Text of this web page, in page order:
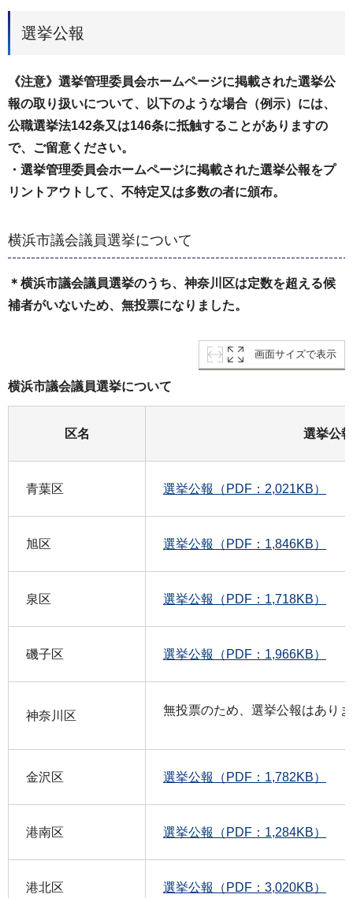
選挙公報
《注意》選挙管理委員会ホームページに掲載された選挙公
報の取り扱いについて、以下のような場合（例示）には、
公職選挙法142条又は146条に抵触することがありますの
で、ご留意ください。
・選挙管理委員会ホームページに掲載された選挙公報をプ
リントアウトして、不特定又は多数の者に頒布。
横浜市議会議員選挙について
＊横浜市議会議員選挙のうち、神奈川区は定数を超える候
補者がいないため、無投票になりました。
画面サイズで表示
横浜市議会議員選挙について
区名 選挙公報
青葉区 選挙公報（PDF：2,021KB）
旭区 選挙公報（PDF：1,846KB）
泉区 選挙公報（PDF：1,718KB）
磯子区 選挙公報（PDF：1,966KB）
神奈川区 無投票のため、選挙公報はあり
金沢区 選挙公報（PDF：1,782KB）
港南区 選挙公報（PDF：1,284KB）
港北区 選挙公報（PDF：3,020KB）